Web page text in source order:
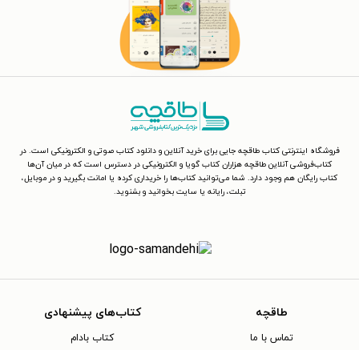
فروشگاه اینترنتی کتاب طاقچه جایی برای خرید آنلاین و دانلود کتاب صوتی و الکترونیکی است. در
کتاب‌فروشی آنلاین طاقچه هزاران کتاب گویا و الکترونیکی در دسترس است که در میان آن‌ها
کتاب رایگان هم وجود دارد. شما می‌توانید کتاب‌ها را خریداری کرده یا امانت بگیرید و در موبایل،
تبلت، رایانه یا سایت بخوانید و بشنوید.
طاقچه
تماس با ما
کتاب‌های پیشنهادی
کتاب بادام